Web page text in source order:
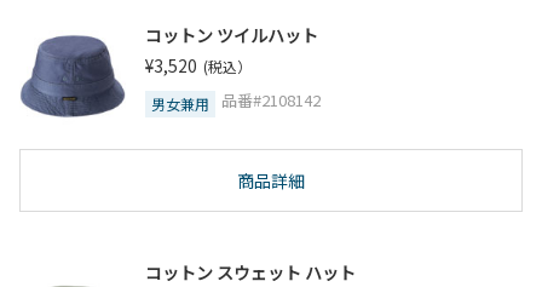
コットン ツイルハット
¥3,520 (税込）
男女兼用
品番#2108142
商品詳細
コットン スウェット ハット